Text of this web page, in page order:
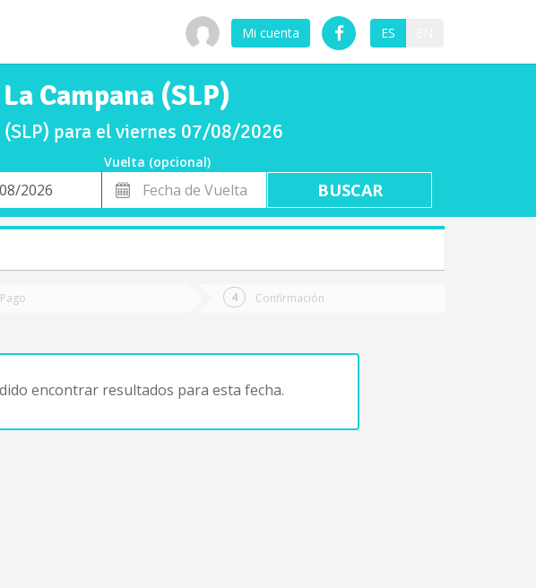
Mi cuenta ES
Campana (SLP)
(SLP) para el viernes 07/08/2026
Vuelta (opcional)
Fecha
de
Vuelta
Pago Confirmación
encontrar resultados para esta fecha.